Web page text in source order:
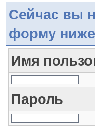
Сейчас вы
форму
Имя
Пароль